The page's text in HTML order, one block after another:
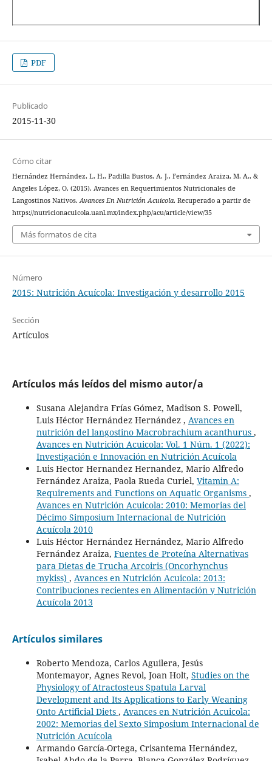
PDF
Publicado
2015-11-30
Cómo citar
Hernández Hernández, L. H., Padilla Bustos, A. J., Fernández Araiza, M. A., &
Angeles López, O. (2015). Avances en Requerimientos Nutricionales de
Langostinos Nativos.Avances En Nutrición Acuicola. Recuperado a partir de
https://nutricionacuicola.uanl.mx/index.php/acu/article/view/35
Más formatos de cita
Número
2015: Nutrición Acuícola: Investigación y desarrollo 2015
Sección
Artículos
Artículos más leídos del mismo autor/a
Susana Alejandra Frías Gómez, Madison S. Powell,
Luis Héctor Hernández Hernández , Avances en
nutrición del langostino Macrobrachium acanthurus ,
Avances en Nutrición Acuicola: Vol. 1 Núm. 1 (2022):
Investigación e Innovación en Nutrición Acuícola
Luis Hector Hernandez Hernandez, Mario Alfredo
Fernández Araiza, Paola Rueda Curiel, Vitamin A:
Requirements and Functions on Aquatic Organisms ,
Avances en Nutrición Acuicola: 2010: Memorias del
Décimo Simposium Internacional de Nutrición
Acuícola 2010
Luis Héctor Hernández Hernández, Mario Alfredo
Fernández Araiza, Fuentes de Proteína Alternativas
para Dietas de Trucha Arcoiris (Oncorhynchus
mykiss) , Avances en Nutrición Acuicola: 2013:
Contribuciones recientes en Alimentación y Nutrición
Acuícola 2013
Artículos similares
Roberto Mendoza, Carlos Aguilera, Jesús
Montemayor, Agnes Revol, Joan Holt, Studies on the
Physiology of Atractosteus Spatula Larval
Development and Its Applications to Early Weaning
Onto Artificial Diets , Avances en Nutrición Acuicola:
2002: Memorias del Sexto Simposium Internacional de
Nutrición Acuícola
Armando García-Ortega, Crisantema Hernández,